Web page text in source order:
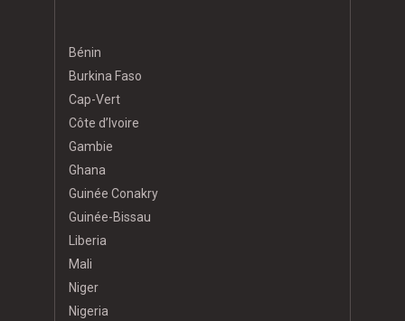
Bénin
Burkina Faso
Cap-Vert
Côte d’Ivoire
Gambie
Ghana
Guinée Conakry
Guinée-Bissau
Liberia
Mali
Niger
Nigeria